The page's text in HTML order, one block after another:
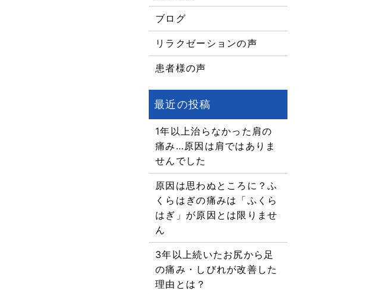
ブログ
リラクゼーションの声
患者様の声
1年以上治らなかった肩の
痛み…原因は肩ではありま
せんでした
原因は思わぬところに？ふ
くらはぎの痛みは「ふくら
はぎ」が原因とは限りませ
ん
3年以上続いたお尻から足
の痛み・しびれが改善した
理由とは？